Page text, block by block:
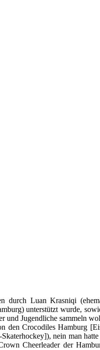
durch Luan Krasniqi
unterstützt wurde,
und Jugendliche sammeln
den Crocodiles Hamburg
nein man
Cheerleader der